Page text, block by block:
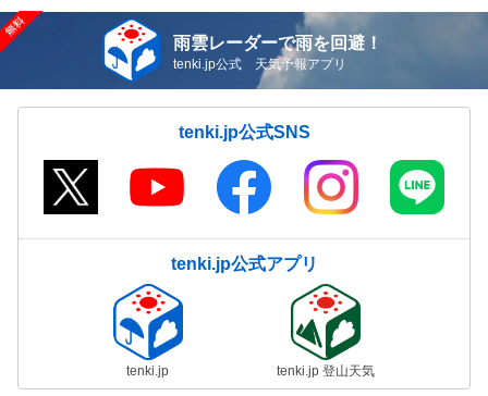
雨雲レーダーで雨を回避！
tenki.jp公式 天気予報アプリ
tenki.jp公式SNS
tenki.jp公式アプリ
tenki.jp tenki.jp 登山天気